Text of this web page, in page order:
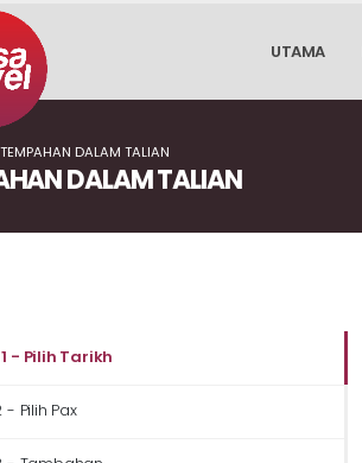
UTAMA
DALAM TALIAN
TEMPAHAN DALAM TALIAN
- Pilih Tarikh
- Pilih Pax